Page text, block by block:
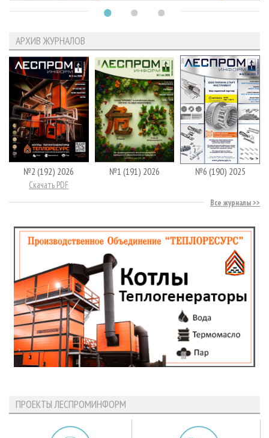
АРХИВ ЖУРНАЛОВ
№2 (192) 2026
Скачать PDF
№1 (191) 2026 №6 (190) 2025
Все журналы
ПРОЕКТЫ ЛЕСПРОМИНФОРМ